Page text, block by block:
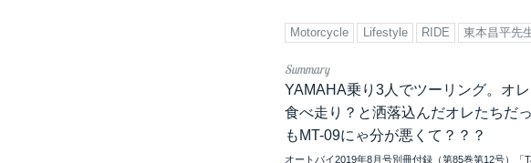
Motorcycle Lifestyle RIDE 東本昌平先
YAMAHA乗り3人でツーリング。オ
食べ走り？と洒落込んだオレたちだ
もMT-09にゃ分が悪くて？？？
オートバイ2019年8月号別冊付録（第85巻第12号）「